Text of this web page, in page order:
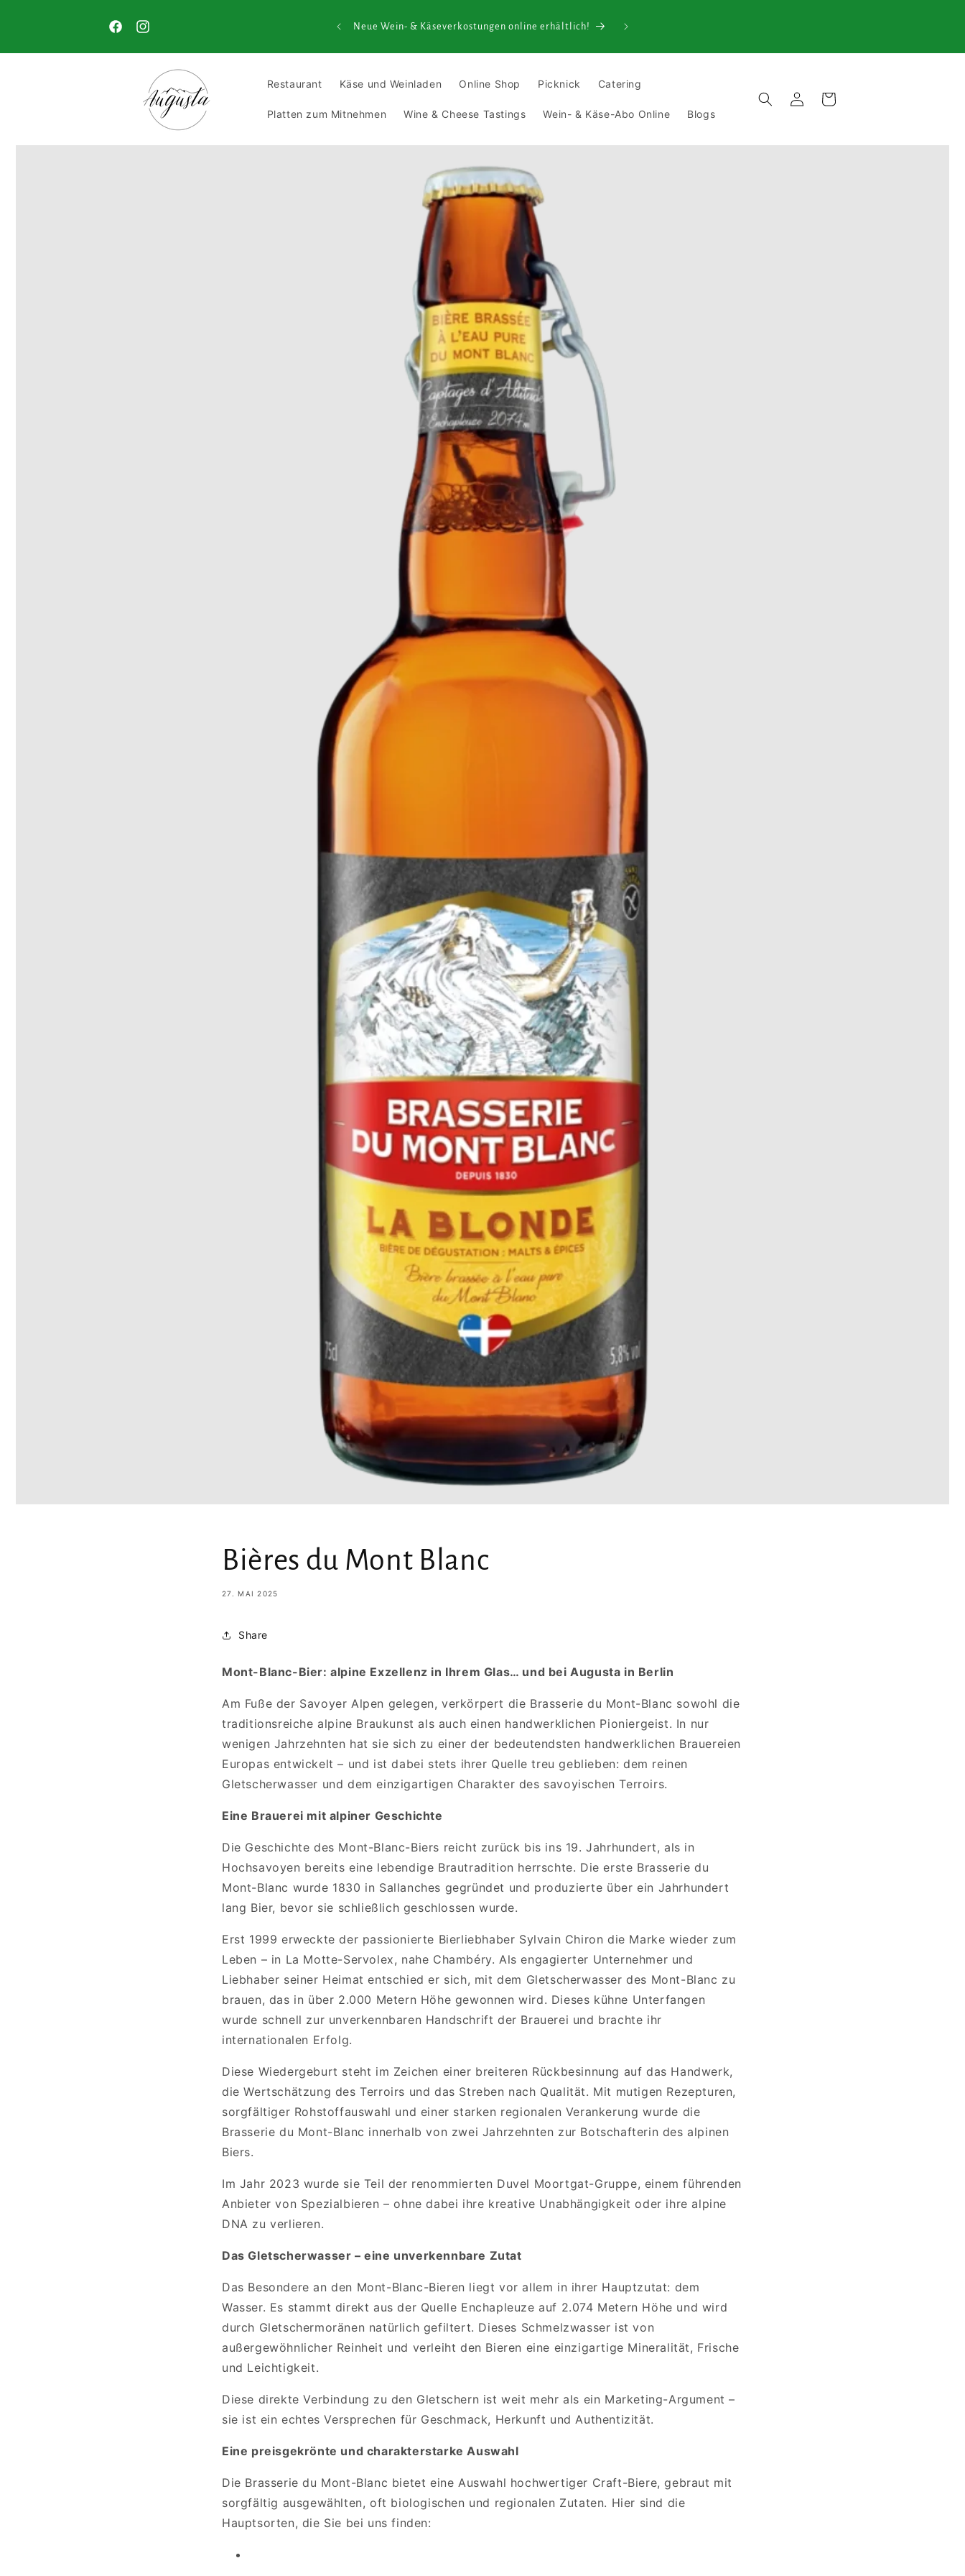
FacebookInstagram
wir bis mindestens zum 23. August keinen Käse. Vielen
Neue Wein- & Käseverkostungen online erhältlich!
Restaurant Käse und Weinladen Online Shop Picknick Catering
Platten zum Mitnehmen Wine & Cheese Tastings Wein- & Käse-Abo Online Blogs
EinloggenWarenkorb
Bières du Mont Blanc
27. MAI 2025
Share
Mont-Blanc-Bier: alpine Exzellenz in Ihrem Glas… und bei Augusta in Berlin
Am Fuße der Savoyer Alpen gelegen, verkörpert die Brasserie du Mont-Blanc sowohl die
traditionsreiche alpine Braukunst als auch einen handwerklichen Pioniergeist. In nur
wenigen Jahrzehnten hat sie sich zu einer der bedeutendsten handwerklichen Brauereien
Europas entwickelt – und ist dabei stets ihrer Quelle treu geblieben: dem reinen
Gletscherwasser und dem einzigartigen Charakter des savoyischen Terroirs.
Eine Brauerei mit alpiner Geschichte
Die Geschichte des Mont-Blanc-Biers reicht zurück bis ins 19. Jahrhundert, als in
Hochsavoyen bereits eine lebendige Brautradition herrschte. Die erste Brasserie du
Mont-Blanc wurde 1830 in Sallanches gegründet und produzierte über ein Jahrhundert
lang Bier, bevor sie schließlich geschlossen wurde.
Erst 1999 erweckte der passionierte Bierliebhaber Sylvain Chiron die Marke wieder zum
Leben – in La Motte-Servolex, nahe Chambéry. Als engagierter Unternehmer und
Liebhaber seiner Heimat entschied er sich, mit dem Gletscherwasser des Mont-Blanc zu
brauen, das in über 2.000 Metern Höhe gewonnen wird. Dieses kühne Unterfangen
wurde schnell zur unverkennbaren Handschrift der Brauerei und brachte ihr
internationalen Erfolg.
Diese Wiedergeburt steht im Zeichen einer breiteren Rückbesinnung auf das Handwerk,
die Wertschätzung des Terroirs und das Streben nach Qualität. Mit mutigen Rezepturen,
sorgfältiger Rohstoffauswahl und einer starken regionalen Verankerung wurde die
Brasserie du Mont-Blanc innerhalb von zwei Jahrzehnten zur Botschafterin des alpinen
Biers.
Im Jahr 2023 wurde sie Teil der renommierten Duvel Moortgat-Gruppe, einem führenden
Anbieter von Spezialbieren – ohne dabei ihre kreative Unabhängigkeit oder ihre alpine
DNA zu verlieren.
Das Gletscherwasser – eine unverkennbare Zutat
Das Besondere an den Mont-Blanc-Bieren liegt vor allem in ihrer Hauptzutat: dem
Wasser. Es stammt direkt aus der Quelle Enchapleuze auf 2.074 Metern Höhe und wird
durch Gletschermoränen natürlich gefiltert. Dieses Schmelzwasser ist von
außergewöhnlicher Reinheit und verleiht den Bieren eine einzigartige Mineralität, Frische
und Leichtigkeit.
Diese direkte Verbindung zu den Gletschern ist weit mehr als ein Marketing-Argument –
sie ist ein echtes Versprechen für Geschmack, Herkunft und Authentizität.
Eine preisgekrönte und charakterstarke Auswahl
Die Brasserie du Mont-Blanc bietet eine Auswahl hochwertiger Craft-Biere, gebraut mit
sorgfältig ausgewählten, oft biologischen und regionalen Zutaten. Hier sind die
Hauptsorten, die Sie bei uns finden: